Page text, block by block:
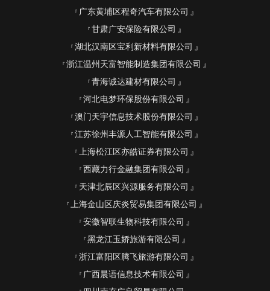
广东黄埔区程奇汽车有限公司
甘肃广安保险有限公司
湖北汉南区宝利新材料有限公司
浙江温州天富智能制造集团有限公司
青海诚达建材有限公司
河北电梦环保股份有限公司
澳门天宇信息技术股份有限公司
江苏徐州丰源人工智能有限公司
上海松江区亦皓证券有限公司
西藏力行金融集团有限公司
天津北辰区兴源服务有限公司
上海金山区庆炎贸易集团有限公司
安徽智联生物科技有限公司
黑龙江玉娇旅游有限公司
浙江富阳区腾飞旅游有限公司
广西晨语信息技术有限公司